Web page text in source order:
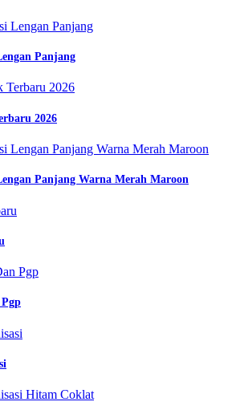
Panjang
2026
Panjang Warna Merah Maroon